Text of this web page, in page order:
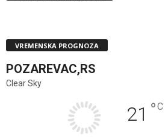
VREMENSKA PROGNOZA
POZAREVAC,RS
Clear Sky
21 °C